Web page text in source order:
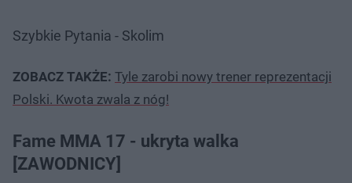
Szybkie Pytania - Skolim
ZOBACZ TAKŻE: Tyle zarobi nowy trener reprezentacji
Polski. Kwota zwala z nóg!
Fame MMA 17 - ukryta walka
[ZAWODNICY]